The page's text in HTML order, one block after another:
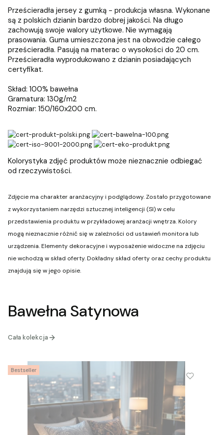
Prześcieradła jersey z gumką - produkcja własna. Wykonane
są z polskich dzianin bardzo dobrej jakości. Na długo
zachowują swoje walory użytkowe. Nie wymagają
prasowania. Guma umieszczona jest na obwodzie całego
prześcieradła. Pasują na materac o wysokości do 20 cm.
Prześcieradła wyprodukowano z dzianin posiadających
certyfikat.
Skład: 100% bawełna
Gramatura: 130g/m2
Rozmiar: 150/160x200 cm.
Kolorystyka zdjęć produktów może nieznacznie odbiegać
od rzeczywistości.
Zdjęcie ma charakter aranżacyjny i podglądowy. Zostało przygotowane
z wykorzystaniem narzędzi sztucznej inteligencji (SI) w celu
przedstawienia produktu w przykładowej aranżacji wnętrza. Kolory
mogą nieznacznie różnić się w zależności od ustawień monitora lub
urządzenia. Elementy dekoracyjne i wyposażenie widoczne na zdjęciu
nie wchodzą w skład oferty. Dokładny skład oferty oraz cechy produktu
znajdują się w jego opisie.
Bawełna Satynowa
Cała kolekcja
Bestseller